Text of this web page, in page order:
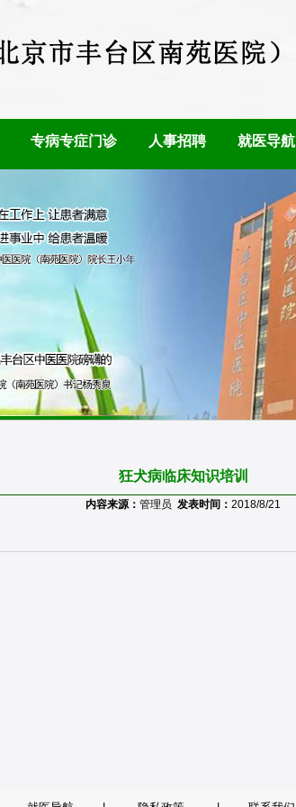
专病专症门诊 人事招聘 就医导航
狂犬病临床知识培训
内容来源： 管理员 发表时间： 2018/8/21